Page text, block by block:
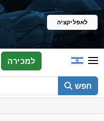
לאפליקציה
חפש
למכירה